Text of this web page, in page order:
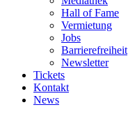
Hall of Fame
Vermietung
Jobs
Barrierefreiheit
Newsletter
Tickets
Kontakt
News